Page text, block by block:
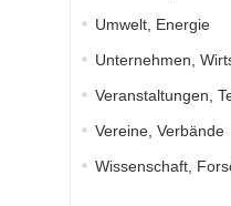
Umwelt, Energie
Unternehmen,
Veranstaltungen,
Vereine, Verbände
Wissenschaft,